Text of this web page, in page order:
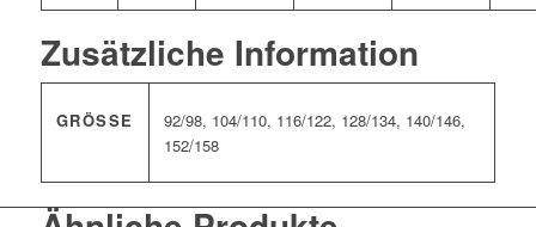
Zusätzliche Information
GRÖSSE
92/98, 104/110, 116/122, 128/134, 140/146,
152/158